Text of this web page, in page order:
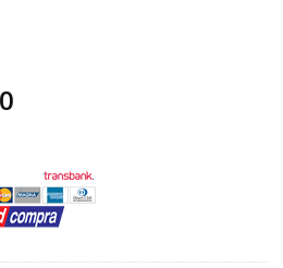
es:
$16.990.